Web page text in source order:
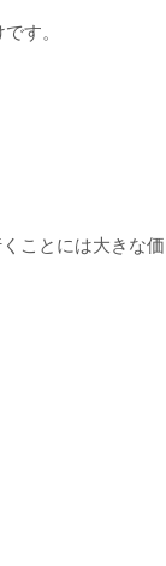
す。
ことには大きな価